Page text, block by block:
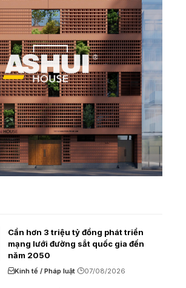
Cần hơn 3 triệu tỷ đồng phát triển
mạng lưới đường sắt quốc gia đến
năm 2050
Kinh tế / Pháp luật 07/08/2026